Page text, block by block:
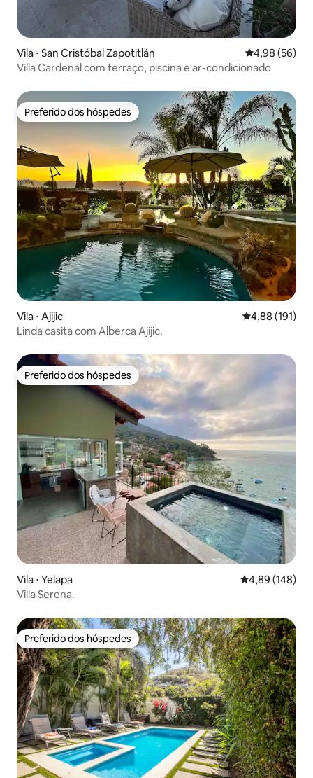
Vila ⋅ San Cristóbal Zapotitlán 4,98 de uma
4,98 (56)
Villa Cardenal com terraço, piscina e ar-condicionado
Preferido dos hóspedes
Preferido dos hóspedes
Vila ⋅ Ajijic 4,88 de uma
4,88 (191)
Linda casita com Alberca Ajijic.
Preferido dos hóspedes
Preferido dos hóspedes
Vila ⋅ Yelapa 4,89 de uma
4,89 (148)
Villa Serena.
Preferido dos hóspedes
Preferido dos hóspedes